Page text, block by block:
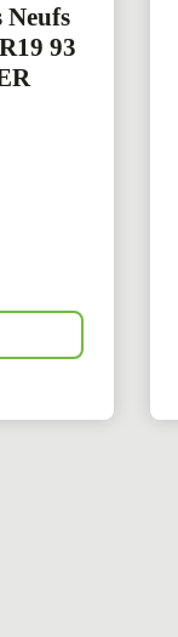
Neufs
93